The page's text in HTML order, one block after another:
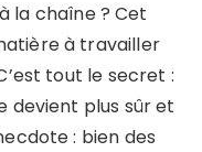
la chaîne ? Cet
à travailler
tout le secret :
devient plus sûr et
: bien des